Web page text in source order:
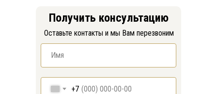
+7
Получить консультацию
Оставьте контакты и мы Вам перезвоним